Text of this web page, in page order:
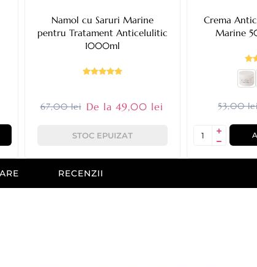
Namol cu Saruri Marine
pentru Tratament Anticelulitic
1000ml
67,00 lei De la 49,00 lei
STOC EPUIZAT
Crema
Marine
53,00
RECENZII